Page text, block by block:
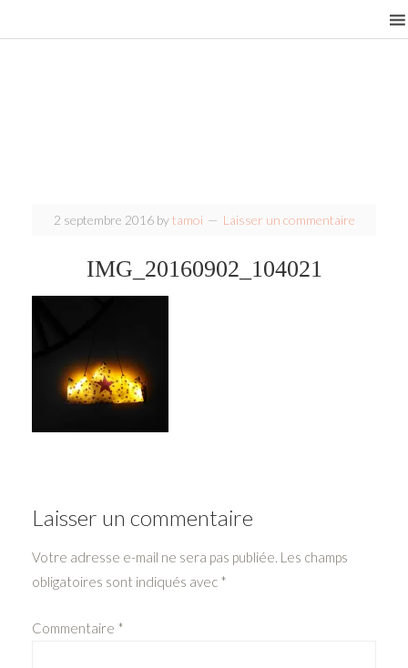
2 septembre 2016bytamoi Laisser un commentaire
IMG_20160902_104021
Laisser un commentaire
Votre adresse e-mail ne sera pas publiée. Les champs
obligatoires sont indiqués avec *
Commentaire *